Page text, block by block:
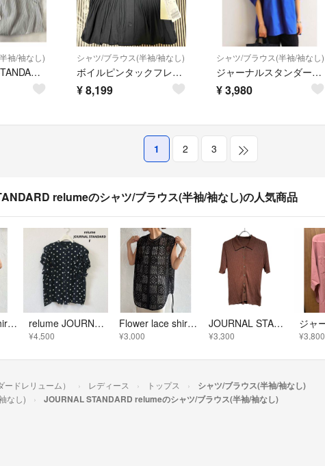
袖/袖なし)
【JOURNAL STANDARD】コットンボイルストライプギャザーブラウス
シャツ/ブラウス(半袖/袖なし)
ボイルピンタックフレンチブラウス
¥8,199
シャツ/ブラウス(半袖/袖なし)
ジャーナルスタンダードレリューム ブラウス
¥3,980
1 2 3
relumeのシャツ/ブラウス(半袖/袖なし)の人気商品
Flower lace shirt Cream relume JOURNAL STANDARD ドット柄 フリルスリーブブラウス
¥4,500
Flower lace shirt Black
¥3,000
JOURNAL STANDARD relume (ジャーナルスタンダードレリューム) ラメ混リブポロプルオーバー 24080462920030 ブラウン FREE
¥3,300 ¥3,800
ドレリューム） レディース トップス シャツ/ブラウス(半袖/袖なし)
なし) JOURNAL STANDARD relumeのシャツ/ブラウス(半袖/袖なし)